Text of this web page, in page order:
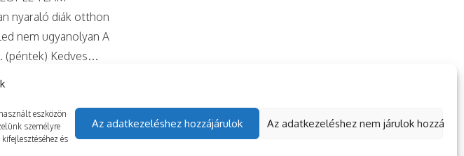
eszközön
személyre
és
Az adatkezeléshez hozzájárulok Az adatkezeléshez nem járulok hozzá
nyaraló diák otthon
nem ugyanolyan A
(péntek) Kedves…